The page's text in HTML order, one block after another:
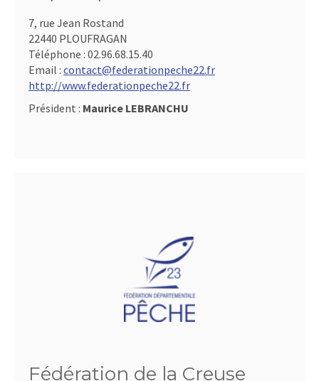
7, rue Jean Rostand
22440 PLOUFRAGAN
Téléphone : 02.96.68.15.40
Email : contact@federationpeche22.fr
http://www.federationpeche22.fr
Président : Maurice LEBRANCHU
Fédération de la Creuse